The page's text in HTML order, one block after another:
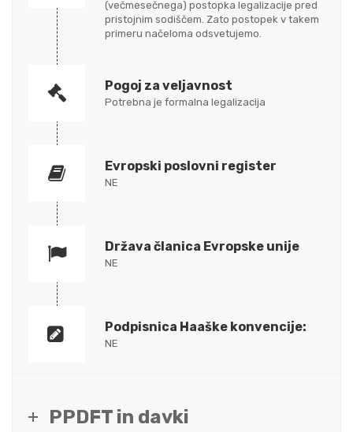
(večmesečnega) postopka legalizacije pred
pristojnim sodiščem. Zato postopek v takem
primeru načeloma odsvetujemo.
Pogoj za veljavnost
Potrebna je formalna legalizacija
Evropski poslovni register
NE
Država članica Evropske unije
NE
Podpisnica Haaške konvencije:
NE
PPDFT in davki